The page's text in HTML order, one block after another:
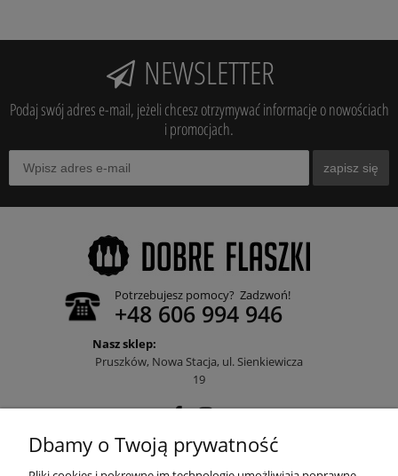
NEWSLETTER
Podaj swój adres e-mail, jeżeli chcesz otrzymywać informacje o nowościach
i promocjach.
zapisz się
Potrzebujesz pomocy? Zadzwoń!
+48 606 994 946
Nasz sklep:
Pruszków, Nowa Stacja, ul. Sienkiewicza
19
Dbamy o Twoją prywatność